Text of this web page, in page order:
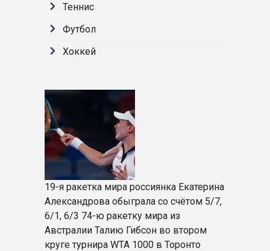
Теннис
Футбол
Хоккей
19-я ракетка мира россиянка Екатерина
Александрова обыграла со счётом 5/7,
6/1, 6/3 74-ю ракетку мира из
Австралии Талию Гибсон во втором
круге турнира WTA 1000 в Торонто